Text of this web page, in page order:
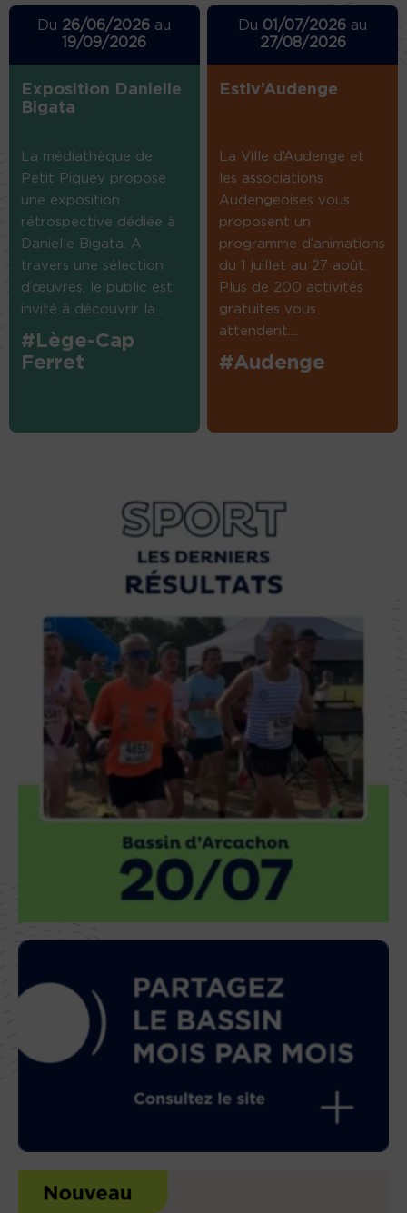
Du 26/06/2026 au
19/09/2026
Exposition Danielle
Bigata
La médiathèque de
Petit Piquey propose
une exposition
rétrospective dédiée à
Danielle Bigata. A
travers une sélection
d’œuvres, le public est
invité à découvrir la...
#Lège-Cap
Ferret
Du 01/07/2026 au
27/08/2026
Estiv’Audenge
La Ville d’Audenge et
les associations
Audengeoises vous
proposent un
programme d’animations
du 1 juillet au 27 août.
Plus de 200 activités
gratuites vous
attendent....
#Audenge